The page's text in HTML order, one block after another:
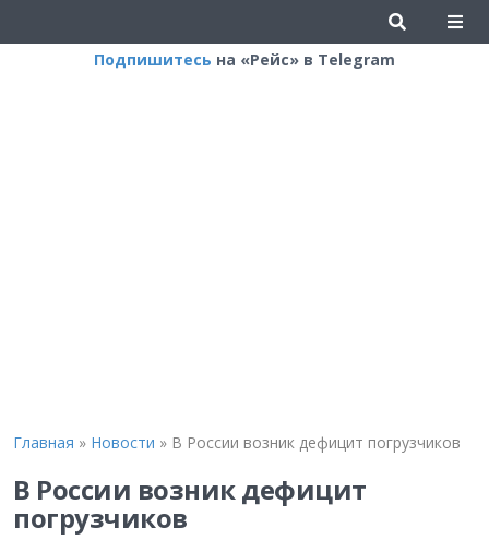
Подпишитесь на «Рейс» в Telegram
Главная » Новости » В России возник дефицит погрузчиков
В России возник дефицит
погрузчиков